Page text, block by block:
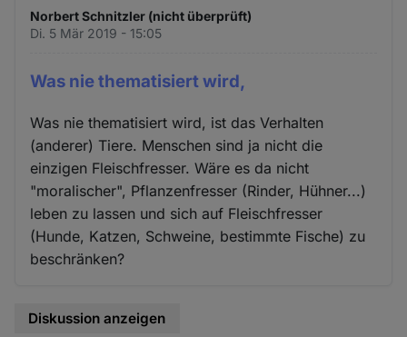
Norbert Schnitzler (nicht überprüft)
Di. 5 Mär 2019 - 15:05
Was nie thematisiert wird,
Was nie thematisiert wird, ist das Verhalten
(anderer) Tiere. Menschen sind ja nicht die
einzigen Fleischfresser. Wäre es da nicht
"moralischer", Pflanzenfresser (Rinder, Hühner...)
leben zu lassen und sich auf Fleischfresser
(Hunde, Katzen, Schweine, bestimmte Fische) zu
beschränken?
Diskussion anzeigen